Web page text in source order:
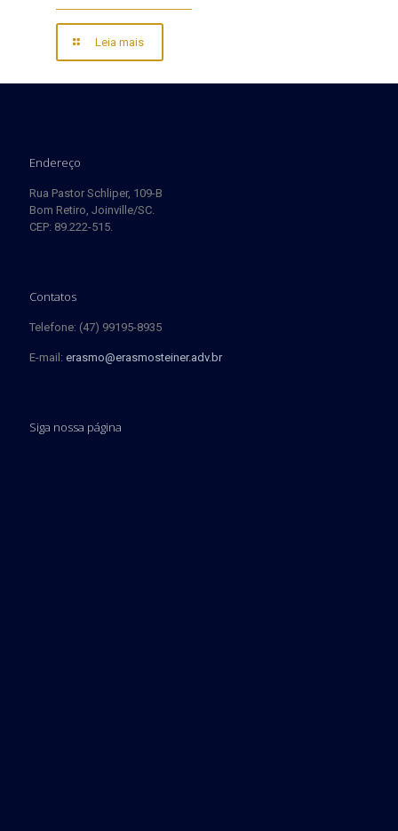
Leia mais
Endereço
Rua Pastor Schliper, 109-B
Bom Retiro, Joinville/SC.
CEP: 89.222-515.
Contatos
Telefone: (47) 99195-8935
E-mail: erasmo@erasmosteiner.adv.br
Siga nossa página